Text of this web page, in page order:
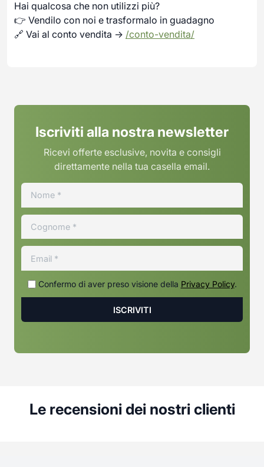
Hai qualcosa che non utilizzi più?
👉 Vendilo con noi e trasformalo in guadagno
🔗 Vai al conto vendita → /conto-vendita/
Iscriviti alla nostra newsletter
Ricevi offerte esclusive, novita e consigli
direttamente nella tua casella email.
Confermo di aver preso visione della Privacy Policy.
Le recensioni dei nostri clienti